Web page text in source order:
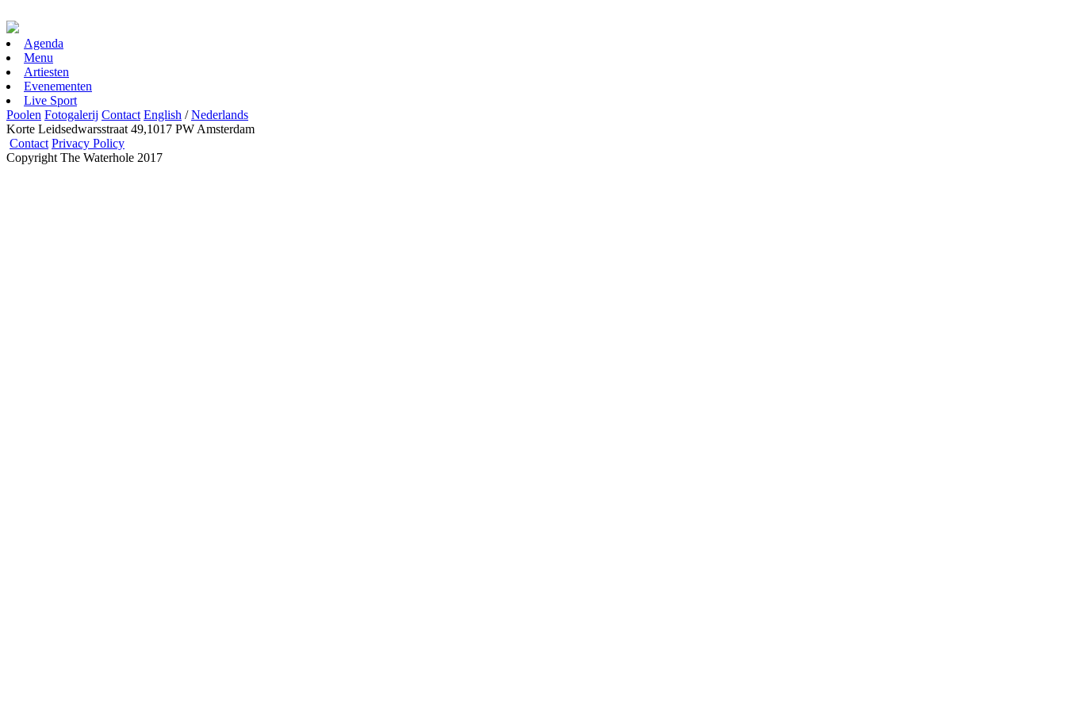
Agenda
Menu
Artiesten
Evenementen
Live Sport
Poolen Fotogalerij Contact English /Nederlands
Korte Leidsedwarsstraat 49,1017 PW Amsterdam
Contact Privacy Policy
Copyright The Waterhole 2017